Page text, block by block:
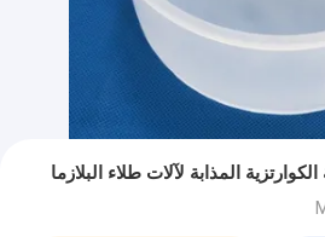
المذابة لآلات طلاء البلازما